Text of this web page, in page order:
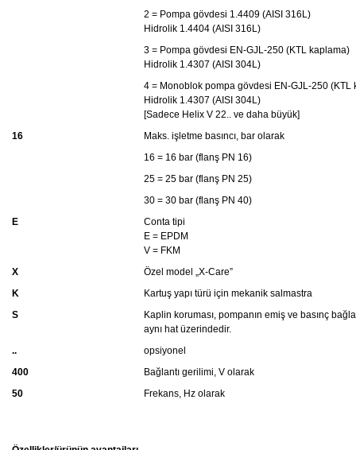
2 = Pompa gövdesi 1.4409 (AISI 316L)
Hidrolik 1.4404 (AISI 316L)
3 = Pompa gövdesi EN-GJL-250 (KTL kaplama)
Hidrolik 1.4307 (AISI 304L)
4 = Monoblok pompa gövdesi EN-GJL-250 (KTL
Hidrolik 1.4307 (AISI 304L)
[Sadece Helix V 22.. ve daha büyük]
16
Maks. işletme basıncı, bar olarak
16 = 16 bar (flanş PN 16)
25 = 25 bar (flanş PN 25)
30 = 30 bar (flanş PN 40)
E
Conta tipi
E = EPDM
V = FKM
X
Özel model „X-Care”
K
Kartuş yapı türü için mekanik salmastra
S
Kaplin koruması, pompanın emiş ve basınç
aynı hat üzerindedir.
..
opsiyonel
400
Bağlantı gerilimi, V olarak
50
Frekans, Hz olarak